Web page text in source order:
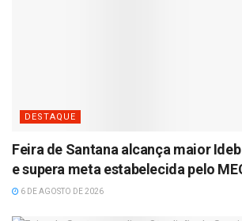
DESTAQUE
Feira de Santana alcança maior
e supera meta estabelecida pelo
6 DE AGOSTO DE 2026